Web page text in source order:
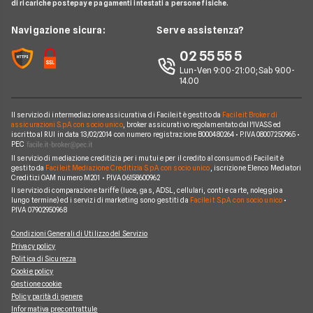
Facile.it Club
Lavora in Facile.it
Notizie Finanziamenti
Offerte Telefonia Mobile Partita Iva
Notizie Telefonia Mobile
Notizie TV a pagamento
Noleggio Lungo Termine Auto Usate
Noleggio Lungo Termine Auto Elettriche
Notizie noleggio
di ricariche postepay e pagamenti intestati a persone fisiche.
Navigazione sicura: Serve assistenza?
02 55 55 5
Lun-Ven 9:00-21:00; Sab 9.00-
14.00
Il servizio di intermediazione assicurativa di Facile.it è gestito da Facile.it Broker di
assicurazioni S.p.A. con socio unico, broker assicurativo regolamentato dall'IVASS ed
iscritto al RUI in data 13/02/2014 con numero registrazione B000480264 • P.IVA 08007250965 •
PEC
Il servizio di mediazione creditizia per i mutui e per il credito al consumo di Facile.it è
gestito da Facile.it Mediazione Creditizia S.p.A. con socio unico , iscrizione Elenco Mediatori
Creditizi OAM numero M201 • P.IVA 06158600962
Il servizio di comparazione tariffe (luce, gas, ADSL, cellulari, conti e carte, noleggio a
lungo termine) ed i servizi di marketing sono gestiti da Facile.it S.p.A. con socio unico•
P.IVA 07902950968
Condizioni Generali di Utilizzo del Servizio
Privacy policy
Politica di Sicurezza
Cookie policy
Gestione cookie
Policy parità di genere
Informativa precontrattule